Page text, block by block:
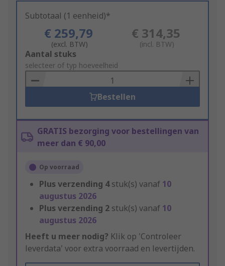
Subtotaal (1 eenheid)*
€ 259,79
(excl. BTW)
€ 314,35
(incl. BTW)
Add
to
Basket
Aantal stuks
selecteer of typ hoeveelheid
Bestellen
GRATIS bezorging voor bestellingen van
meer dan € 90,00
Op voorraad
Plus verzending 4stuk(s) vanaf 10
augustus 2026
Plus verzending 2 stuk(s) vanaf 10
augustus 2026
Heeft u meer nodig? Klik op 'Controleer
leverdata' voor extra voorraad en levertijden.